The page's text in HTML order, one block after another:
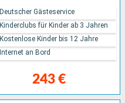
243 €
Deutscher Gästeservice
Kinderclubs für Kinder ab 3 Jahren
Kostenlose Kinder bis 12 Jahre
Internet an Bord